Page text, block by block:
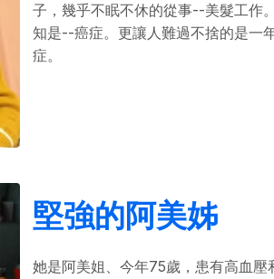
子，幾乎不眠不休的從事--美髮工作
知是--癌症。更讓人難過不捨的是一
症。
堅強的阿美姊
她是阿美姐、今年75歲，患有高血